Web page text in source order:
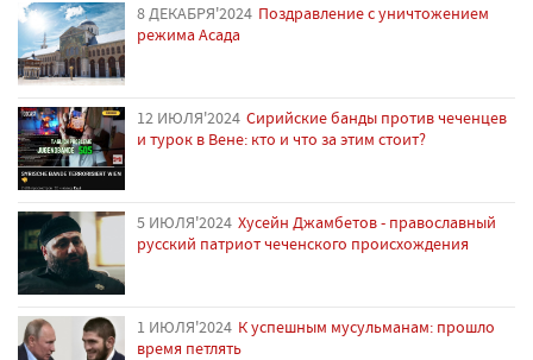
8 ДЕКАБРЯ'2024 Поздравление с уничтожением
режима Асада
12 ИЮЛЯ'2024 Сирийские банды против чеченцев
и турок в Вене: кто и что за этим стоит?
5 ИЮЛЯ'2024 Хусейн Джамбетов - православный
русский патриот чеченского происхождения
1 ИЮЛЯ'2024 К успешным мусульманам: прошло
время петлять